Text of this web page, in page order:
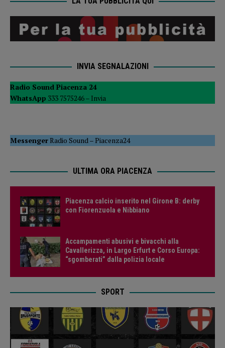
INVIA SEGNALAZIONI
Radio Sound Piacenza 24
WhatsApp 333 7575246 – Invia
MessengerRadio Sound–Piacenza24
ULTIMA ORA PIACENZA
Piacenza calcio inserito nel Girone B: derby
con Fiorenzuola e Nibbiano
Accampamenti abusivi e bivacchi alla
Cavallerizza, in Largo Erfurt e Corso Europa:
“sgomberati” dalla polizia locale
SPORT